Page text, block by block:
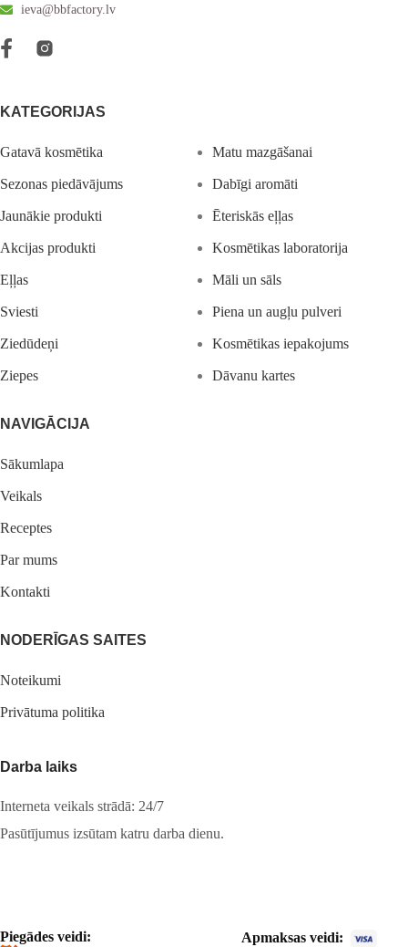
ieva@bbfactory.lv
NAVIGĀCIJA
Sākumlapa
Veikals
Receptes
Par mums
Kontakti
KATEGORIJAS
Gatavā kosmētika
Sezonas piedāvājums
Jaunākie produkti
Akcijas produkti
Eļļas
Sviesti
Ziedūdeņi
Ziepes
Matu mazgāšanai
Dabīgi aromāti
Ēteriskās eļļas
Kosmētikas laboratorija
Māli un sāls
Piena un augļu pulveri
Kosmētikas iepakojums
Dāvanu kartes
NODERĪGAS SAITES
Noteikumi
Privātuma politika
Darba laiks
Interneta veikals strādā: 24/7
Pasūtījumus izsūtam katru darba dienu.
Piegādes veidi: Apmaksas veidi: